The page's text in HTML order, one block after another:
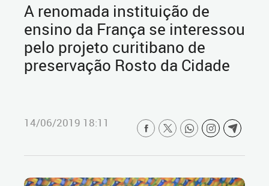
A renomada instituição de
ensino da França se interessou
pelo projeto curitibano de
preservação Rosto da Cidade
14/06/2019 18:11